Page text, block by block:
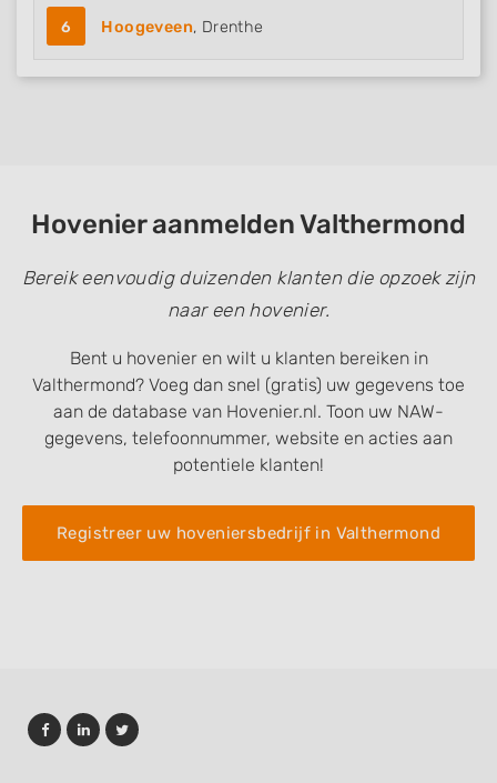
6 Hoogeveen, Drenthe
Hovenier aanmelden Valthermond
Bereik eenvoudig duizenden klanten die opzoek zijn
naar een hovenier.
Bent u hovenier en wilt u klanten bereiken in
Valthermond? Voeg dan snel (gratis) uw gegevens toe
aan de database van Hovenier.nl. Toon uw NAW-
gegevens, telefoonnummer, website en acties aan
potentiele klanten!
Registreer uw hoveniersbedrijf in Valthermond